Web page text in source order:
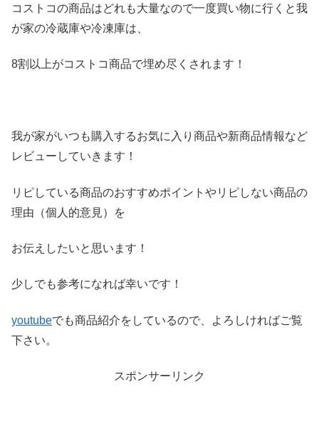
コストコの商品はどれも大量なので一度買い物に行くと我
が家の冷蔵庫や冷凍庫は、
8割以上がコストコ商品で埋め尽くされます！
我が家がいつも購入するお気に入り商品や新商品情報など
レビ ューしていきます！
リピしている商品のおすすめポイントやリピしない商品の
理由（個人的意見）を
お伝えしたいと思います！
少しでも参考になれば幸いです！
youtubeでも商品紹介をしているので、よろしければご覧
下さい。
スポンサーリンク